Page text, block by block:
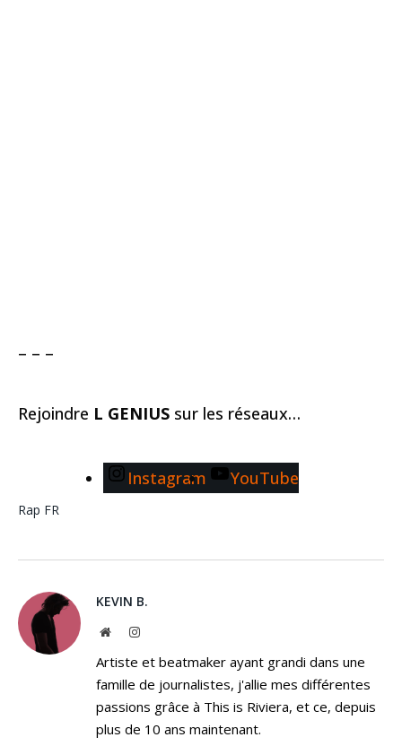
– – –
Rejoindre L GENIUS sur les réseaux…
Instagram YouTube
Rap FR
KEVIN B.
WebsiteInstagram
Artiste et beatmaker ayant grandi dans une
famille de journalistes, j'allie mes différentes
passions grâce à This is Riviera, et ce, depuis
plus de 10 ans maintenant.